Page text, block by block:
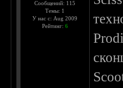
Сообщений: 115
Темы: 1
У нас с: Aug 2009
Рейтинг: 6